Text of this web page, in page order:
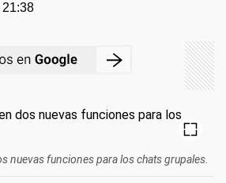
21:38
nuevas funciones para los chats grupales.